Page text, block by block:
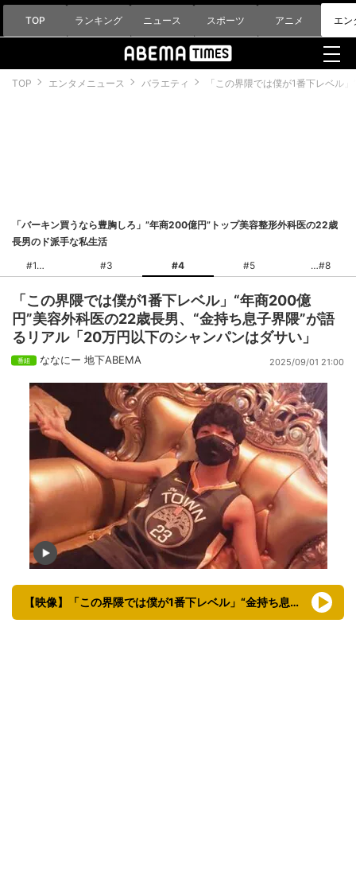
TOP ランキング ニュース スポーツ アニメ エン
TOP エンタメニュース バラエティ 「この界隈では僕が1番下レベル
「バーキン買うなら豊胸しろ」”年商200億円”トップ美容整形外科医の22歳
長男のド派手な私生活
#1
#3 #4 #5 #8
「この界隈では僕が1番下レベル」“年商200億
円”美容外科医の22歳長男、“金持ち息子界隈”が語
るリアル「20万円以下のシャンパンはダサい」
ななにー 地下ABEMA 2025/09/01 21:00
【映像】「この界隈では僕が1番下レベル」“金持ち息子界隈”がクラブで遊ぶ様子